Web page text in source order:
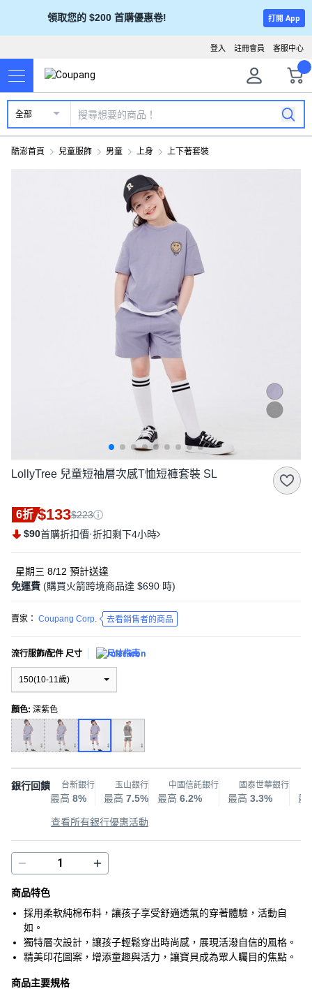
領取您的 $200 首購優惠卷! 打開 App
客服中心
註冊會員
登入
全部
酷澎首頁 兒童服飾 男童 上身 上下著套裝
LollyTree 兒童短袖層次感T恤短褲套裝 SL
6折 $133$223
$90首購折扣價·折扣剩下4小時
星期三 8/12 預計送達
免運費 (購買火箭跨境商品達 $690 時)
賣家： Coupang Corp. 去看銷售者的商品
流行服飾/配件 尺寸 尺寸指南
150(10-11歲)
顏色: 深紫色
銀行回饋 台新銀行
最高 8%
玉山銀行
最高 7.5%
中國信託銀行
最高 6.2%
國泰世華銀行
最高 3.3% 最
查看所有銀行優惠活動
商品特色
採用柔軟純棉布料，讓孩子享受舒適透氣的穿著體驗，活動自
如。
獨特層次設計，讓孩子輕鬆穿出時尚感，展現活潑自信的風格。
精美印花圖案，增添童趣與活力，讓寶貝成為眾人矚目的焦點。
商品主要規格